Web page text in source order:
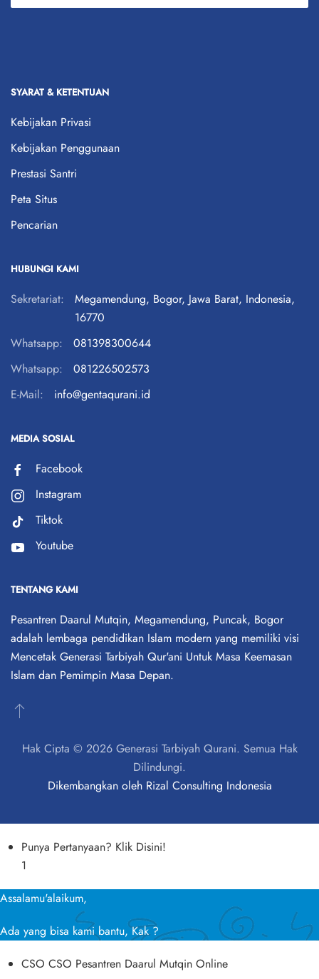
SYARAT & KETENTUAN
Kebijakan Privasi
Kebijakan Penggunaan
Prestasi Santri
Peta Situs
Pencarian
HUBUNGI KAMI
Sekretariat:
Megamendung, Bogor, Jawa Barat, Indonesia,
16770
Whatsapp:
081398300644
Whatsapp:
081226502573
E-Mail:
info@gentaqurani.id
MEDIA SOSIAL
Facebook
Instagram
Tiktok
Youtube
TENTANG KAMI
Pesantren Daarul Mutqin, Megamendung, Puncak, Bogor
adalah lembaga pendidikan Islam modern yang memiliki visi
Mencetak Generasi Tarbiyah Qur'ani Untuk Masa Keemasan
Islam dan Pemimpin Masa Depan.
Hak Cipta © 2026 Generasi Tarbiyah Qurani. Semua Hak
Dilindungi.
Dikembangkan oleh Rizal Consulting Indonesia
Punya Pertanyaan? Klik Disini!
1
Assalamu'alaikum,
Ada yang bisa kami bantu, Kak ?
CSO CSO Pesantren Daarul Mutqin Online